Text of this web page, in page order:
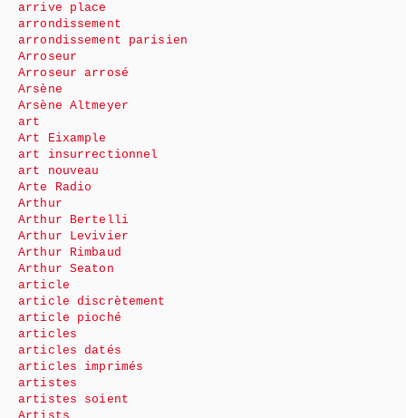
arrive place
arrondissement
arrondissement parisien
Arroseur
Arroseur arrosé
Arsène
Arsène Altmeyer
art
Art Eixample
art insurrectionnel
art nouveau
Arte Radio
Arthur
Arthur Bertelli
Arthur Levivier
Arthur Rimbaud
Arthur Seaton
article
article discrètement
article pioché
articles
articles datés
articles imprimés
artistes
artistes soient